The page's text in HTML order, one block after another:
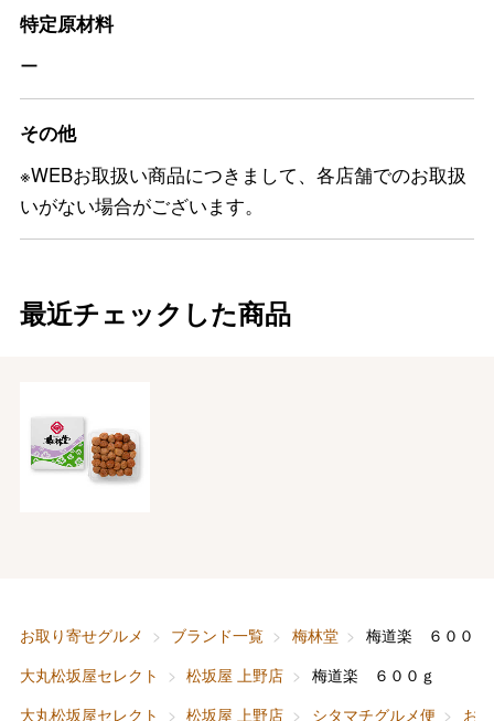
特定原材料
ー
その他
※WEBお取扱い商品につきまして、各店舗でのお取扱
いがない場合がございます。
最近チェックした商品
お取り寄せグルメ ブランド一覧 梅林堂
梅道楽 ６００ｇ
大丸松坂屋セレクト
松坂屋 上野店
梅道楽 ６００ｇ
大丸松坂屋セレクト
松坂屋 上野店 シタマチグルメ便
お
ファッション
ホーム＆インテリア
出産内祝い
結婚内祝い
バレンタインチョコレート
父の日
お中元